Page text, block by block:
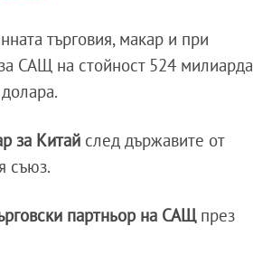
търговия, макар и при
САЩ на стойност 524 милиарда
за Китай след държавите от
съюз.
партньор на САЩпрез